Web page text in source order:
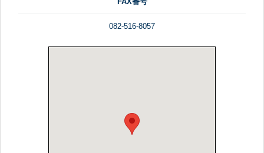
082-516-8057